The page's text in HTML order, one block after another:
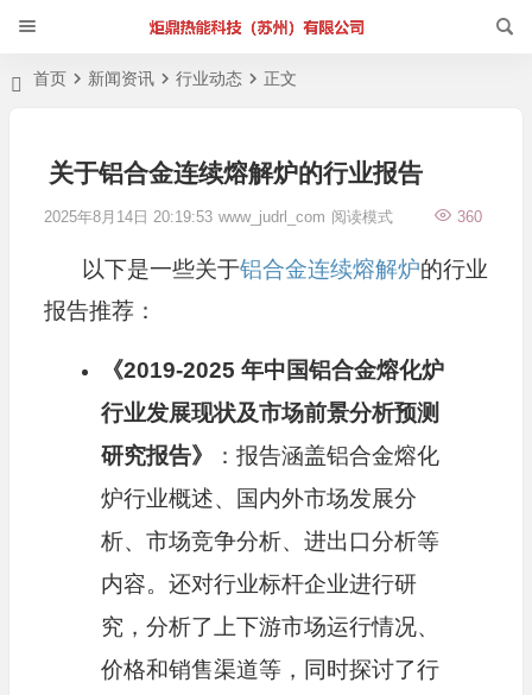
首页 新闻资讯 行业动态 正文
关于铝合金连续熔解炉的行业报告
2025年8月14日 20:19:53 www_judrl_com 360
阅读模式
以下是一些关于铝合金连续熔解炉的行业
报告推荐：
《2019-2025 年中国铝合金熔化炉
行业发展现状及市场前景分析预测
研究报告》
：报告涵盖铝合金熔化
炉行业概述、国内外市场发展分
析、市场竞争分析、进出口分析等
内容。还对行业标杆企业进行研
究，分析了上下游市场运行情况、
价格和销售渠道等，同时探讨了行